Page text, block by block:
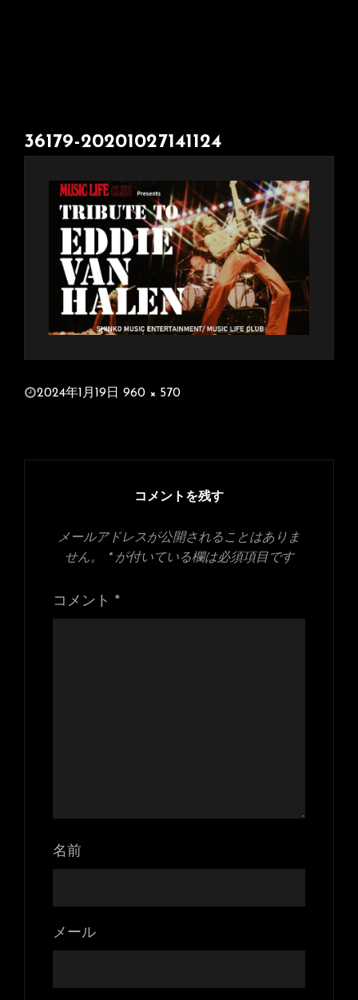
36179-20201027141124
投2024年1月19日 960 × 570
コメントを残す
メールアドレスが公開されることはありま
せん。
*が付いている欄は必須項目です
コメント *
名前
メール